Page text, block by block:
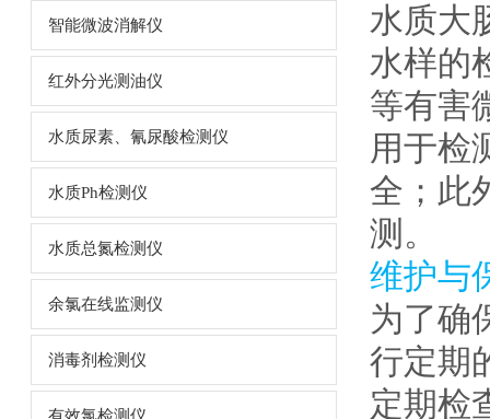
智能微波消解仪
红外分光测油仪
水质尿素、氰尿酸检测仪
水质Ph检测仪
水质总氮检测仪
余氯在线监测仪
消毒剂检测仪
水质大
水样的
等有害
用于检
全；此
测。
维护与
为了确
行定期
定期检